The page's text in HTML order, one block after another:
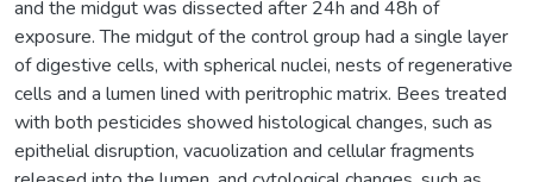
and the midgut was dissected after 24h and 48h of
exposure. The midgut of the control group had a single layer
of digestive cells, with spherical nuclei, nests of regenerative
cells and a lumen lined with peritrophic matrix. Bees treated
with both pesticides showed histological changes, such as
epithelial disruption, vacuolization and cellular fragments